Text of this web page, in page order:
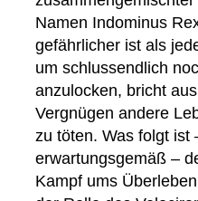
Namen Indominus
gefährlicher ist als
um schlussendlich
anzulocken, bricht
Vergnügen andere
zu töten. Was folgt ist
erwartungsgemäß –
Kampf ums